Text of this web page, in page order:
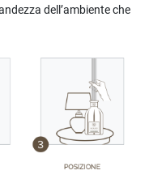
dell’ambiente che